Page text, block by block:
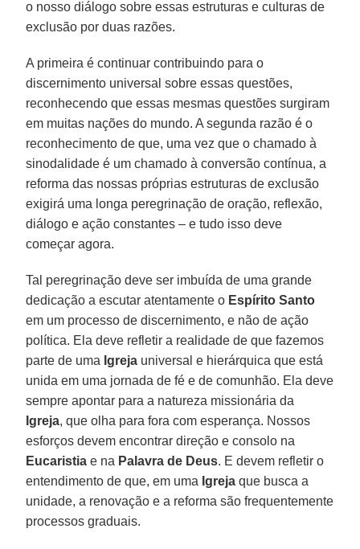
o nosso diálogo sobre essas estruturas e culturas de
exclusão por duas razões.
A primeira é continuar contribuindo para o
discernimento universal sobre essas questões,
reconhecendo que essas mesmas questões surgiram
em muitas nações do mundo. A segunda razão é o
reconhecimento de que, uma vez que o chamado à
sinodalidade é um chamado à conversão contínua, a
reforma das nossas próprias estruturas de exclusão
exigirá uma longa peregrinação de oração, reflexão,
diálogo e ação constantes – e tudo isso deve
começar agora.
Tal peregrinação deve ser imbuída de uma grande
dedicação a escutar atentamente o Espírito Santo
em um processo de discernimento, e não de ação
política. Ela deve refletir a realidade de que fazemos
parte de uma Igreja universal e hierárquica que está
unida em uma jornada de fé e de comunhão. Ela deve
sempre apontar para a natureza missionária da
Igreja, que olha para fora com esperança. Nossos
esforços devem encontrar direção e consolo na
Eucaristia e na Palavra de Deus. E devem refletir o
entendimento de que, em uma Igreja que busca a
unidade, a renovação e a reforma são frequentemente
processos graduais.